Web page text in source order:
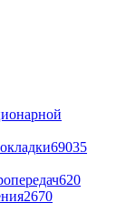
69035
620
2670